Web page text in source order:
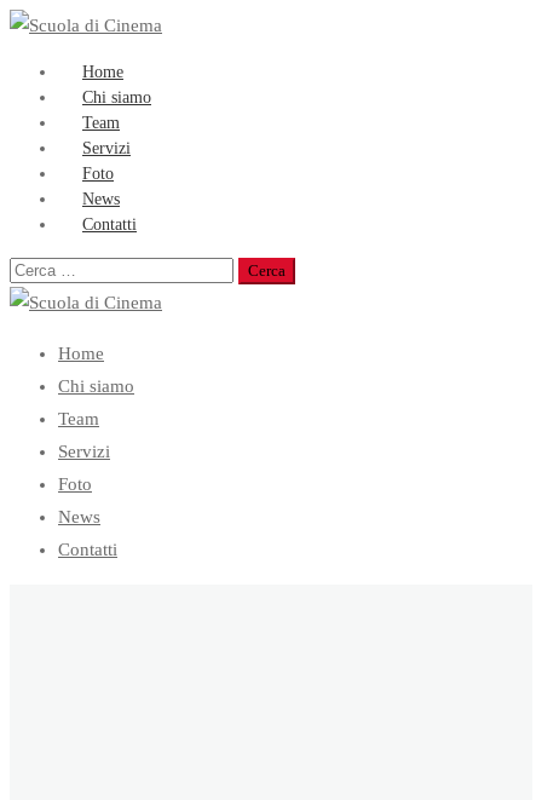
Home
Chi siamo
Team
Servizi
Foto
News
Contatti
Ricerca
per:
Home
Chi siamo
Team
Servizi
Foto
News
Contatti